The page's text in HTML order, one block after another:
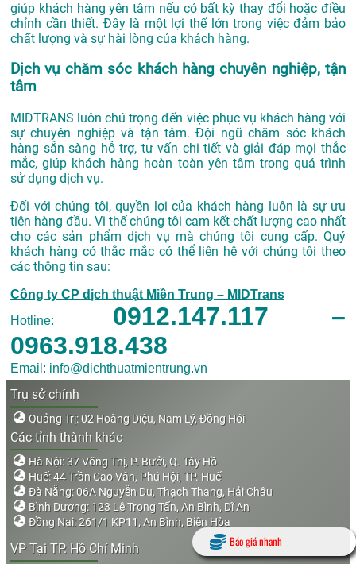
giúp khách hàng yên tâm nếu có bất kỳ thay đổi hoặc điều
chỉnh cần thiết. Đây là một lợi thế lớn trong việc đảm bảo
chất lượng và sự hài lòng của khách hàng.
Dịch vụ chăm sóc khách hàng chuyên nghiệp, tận
tâm
MIDTRANS luôn chú trọng đến việc phục vụ khách hàng với
sự chuyên nghiệp và tận tâm. Đội ngũ chăm sóc khách
hàng sẵn sàng hỗ trợ, tư vấn chi tiết và giải đáp mọi thắc
mắc, giúp khách hàng hoàn toàn yên tâm trong quá trình
sử dụng dịch vụ.
Đối với chúng tôi, quyền lợi của khách hàng luôn là sự ưu
tiên hàng đầu. Vi thế chúng tôi cam kết chất lượng cao nhất
cho các sản phẩm dịch vụ mà chúng tôi cung cấp. Quý
khách hàng có thắc mắc có thể liên hệ với chúng tôi theo
các thông tin sau:
Công ty CP dịch thuật Miền Trung – MIDTrans
Hotline: 0912.147.117 –
0963.918.438
Email: info@dichthuatmientrung.vn
Trụ sở chính
Quảng Trị: 02 Hoàng Diệu, Nam Lý, Đồng Hới
Các tỉnh thành khác
Hà Nội: 37 Võng Thị, P. Bưởi, Q. Tây Hồ
Huế: 44 Trần Cao Vân, Phú Hội, TP. Huế
Đà Nẵng: 06A Nguyễn Du, Thạch Thang, Hải Châu
Bình Dương: 123 Lê Trọng Tấn, An Bình, Dĩ An
Đồng Nai: 261/1 KP11, An Bình, Biên Hòa
VP Tại TP. Hồ Chí Minh Báo giá nhanh